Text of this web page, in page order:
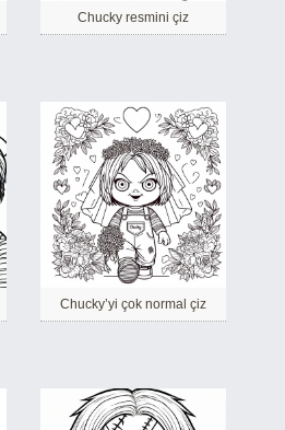
Chucky resmini çiz
Chucky’yi çok normal çiz